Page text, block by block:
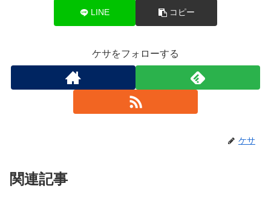
LINE コピー
ケサをフォローする
ケサ
関連記事